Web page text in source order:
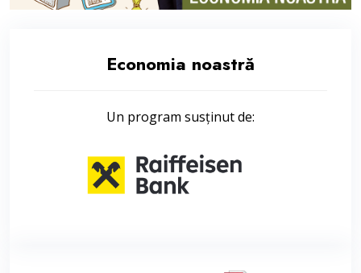
Economia noastră
Un program susținut de: